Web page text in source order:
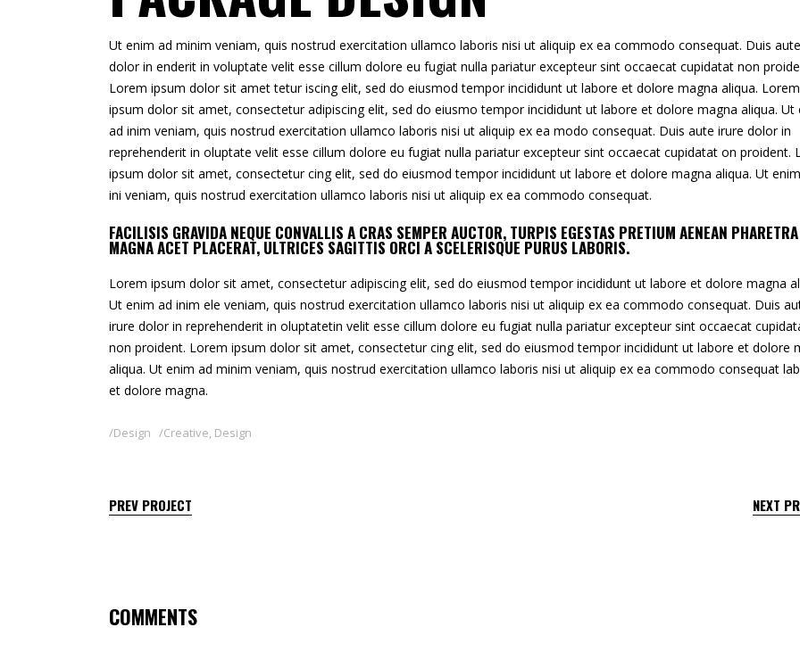
Ut enim ad minim veniam, quis nostrud exercitation ullamco laboris nisi ut aliquip ex ea commodo consequat. Duis
dolor in enderit in voluptate velit esse cillum dolore eu fugiat nulla pariatur excepteur sint occaecat cupidatat non
Lorem ipsum dolor sit amet tetur iscing elit, sed do eiusmod tempor incididunt ut labore et dolore magna aliqua. Lorem
ipsum dolor sit amet, consectetur adipiscing elit, sed do eiusmo tempor incididunt ut labore et dolore magna aliqua. Ut
ad inim veniam, quis nostrud exercitation ullamco laboris nisi ut aliquip ex ea modo consequat. Duis aute irure dolor in
reprehenderit in oluptate velit esse cillum dolore eu fugiat nulla pariatur excepteur sint occaecat cupidatat on proident.
ipsum dolor sit amet, consectetur cing elit, sed do eiusmod tempor incididunt ut labore et dolore magna aliqua. Ut
ini veniam, quis nostrud exercitation ullamco laboris nisi ut aliquip ex ea commodo consequat.
FACILISIS GRAVIDA NEQUE CONVALLIS A CRAS SEMPER AUCTOR, TURPIS EGESTAS PRETIUM AENEAN PHARETRA
MAGNA ACET PLACERAT, ULTRICES SAGITTIS ORCI A SCELERISQUE PURUS LABORIS.
Lorem ipsum dolor sit amet, consectetur adipiscing elit, sed do eiusmod tempor incididunt ut labore et dolore magna
Ut enim ad inim ele veniam, quis nostrud exercitation ullamco laboris nisi ut aliquip ex ea commodo consequat. Duis
irure dolor in reprehenderit in oluptatetin velit esse cillum dolore eu fugiat nulla pariatur excepteur sint occaecat
non proident. Lorem ipsum dolor sit amet, consectetur cing elit, sed do eiusmod tempor incididunt ut labore et dolore
aliqua. Ut enim ad minim veniam, quis nostrud exercitation ullamco laboris nisi ut aliquip ex ea commodo consequat
et dolore magna.
Design Creative, Design
PREV PROJECT NEXT
COMMENTS